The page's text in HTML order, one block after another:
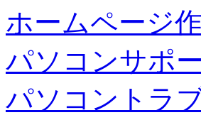
ホームページ
パソコンサポ
パソコントラ